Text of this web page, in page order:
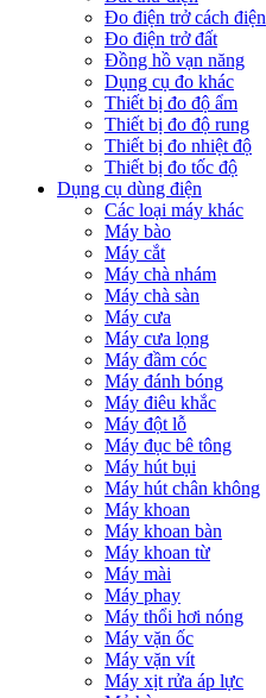
Đo điện trở cách điện
Đo điện trở đất
Đồng hồ vạn năng
Dụng cụ đo khác
Thiết bị đo độ ẩm
Thiết bị đo độ rung
Thiết bị đo nhiệt độ
Thiết bị đo tốc độ
Dụng cụ dùng điện
Các loại máy khác
Máy bào
Máy cắt
Máy chà nhám
Máy chà sàn
Máy cưa
Máy cưa lọng
Máy đầm cóc
Máy đánh bóng
Máy điêu khắc
Máy đột lỗ
Máy đục bê tông
Máy hút bụi
Máy hút chân không
Máy khoan
Máy khoan bàn
Máy khoan từ
Máy mài
Máy phay
Máy thổi hơi nóng
Máy vặn ốc
Máy vặn vít
Máy xịt rửa áp lực